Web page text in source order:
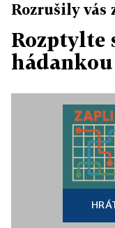
Rozrušily vás
Rozptylte
hádankou